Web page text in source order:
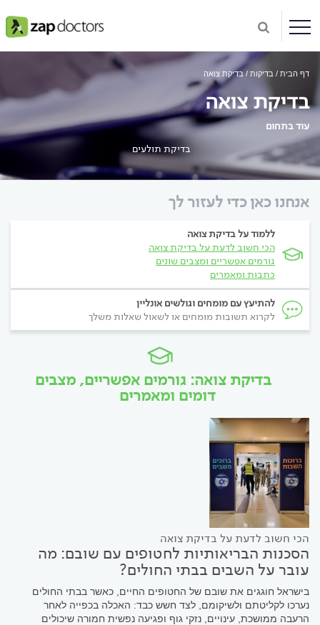
דף הבית בדיקות בדיקת צואה
בדיקת צואה
עוד בתחום
בדיקת תולעים
אנחנו כאן כדי לעזור לך
ללמוד על בדיקת צואה
הכי חשוב לדעת על בדיקת צואה
גורמים אפשריים ומצבים שונים
כתבות ומאמרים
להתיעץ עם מומחים וגולשים אונליין
לקרוא תשובות מומחים או לשאול שאלות משלך
בדיקת צואה: גורמים אפשריים, מצבים
דומים ומאמרים
הכי חשוב לדעת על בדיקת צואה
הסכנות הבריאותיות לחטופים עם שובם: מה
עובר על השבים בבתי החולים?
בישראל חוגגים את שובם של החטופים החיים, כאשר בבתי החולים
נערכו לקליטתם ולשיקומם, לצד חשש כבד: האכלה בכפייה לאחר
הרעבה ממושכת, עינויים, נזקי גוף ופגיעה נפשית חמורה שיכולים